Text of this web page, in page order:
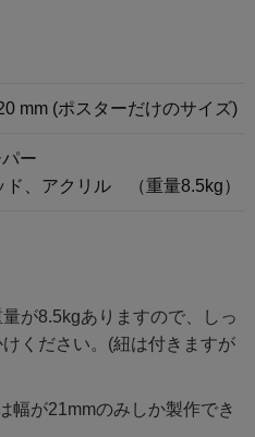
mm (ポスターだけのサイズ)
ー
ド、アクリル （重量8.5kg）
が8.5kgありますので、しっ
ください。(紐は付きますが
幅が21mmのみしか製作でき